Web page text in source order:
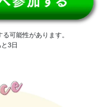
可能性があります。
3日